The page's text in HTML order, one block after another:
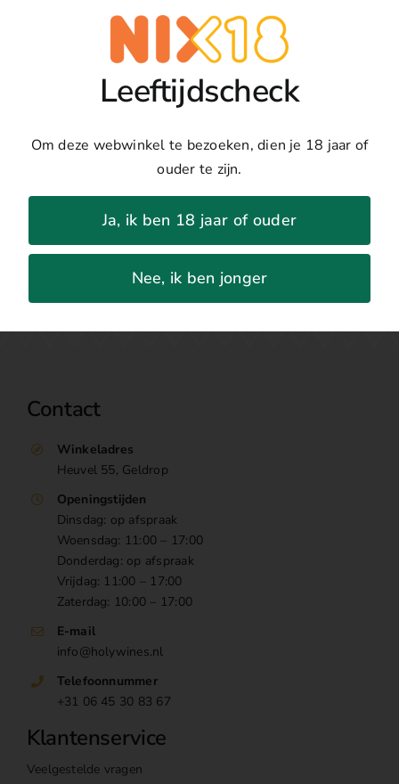
Fundamental
Toevoegen
Details
Verenigde Staten
Druivenras:
Pinot Noir
2021
Percentage:
13.7%
Contact
Winkeladres
Heuvel 55, Geldrop
Openingstijden
Dinsdag: op afspraak
Woensdag: 11:00 – 17:00
Donderdag: op afspraak
Vrijdag: 11:00 – 17:00
Zaterdag: 10:00 – 17:00
E-mail
info@holywines.nl
Telefoonnummer
+31 06 45 30 83 67
Klantenservice
Veelgestelde vragen
Leeftijdscheck
Om deze webwinkel te bezoeken, dien je 18 jaar of
ouder te zijn.
Ja, ik ben 18 jaar of ouder
Nee, ik ben jonger